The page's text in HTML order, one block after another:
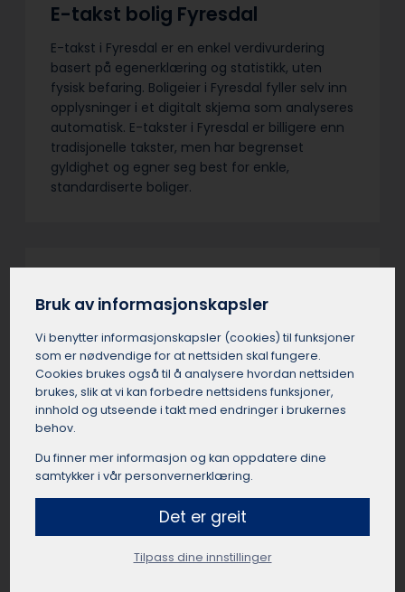
E-takst bolig Fyresdal
E-takst i Fyresdal er en enkel verdivurdering
basert på egenerklæring og statistikk, uten
fysisk befaring. Boligeier i Fyresdal fyller selv inn
opplysninger i et digitalt skjema som analyseres
automatisk. E-takster i Fyresdal er billigere enn
tradisjonelle takster, men har begrenset
gyldighet og egner seg best for enkle,
standardiserte boliger.
Fyresdal
En verdivurdering i Fyresdal er takstmannens
estimat av boligens sannsynlige markedspris i
Fyresdal. Takstmannen i Fyresdal gjør en
helhetlig vurdering av beliggenhet, standard,
areal og sammenlignbare salg. Verdivurderinger
inneholde forpliktelser i det små. Automatiske
kalkulatorer og meglere i Fyresdal sine
salgstakster er ikke fullverdige verditakster. Vær
Bruk av informasjonskapsler
Vi benytter informasjons­kapsler (cookies) til funksjoner
som er nødvendige for at nettsiden skal fungere.
Cookies brukes også til å analysere hvordan nettsiden
brukes, slik at vi kan forbedre nettsidens funksjoner,
innhold og utseende i takt med endringer i brukernes
behov.
Du finner mer informasjon og kan oppdatere dine
samtykker i vår personvernerklæring.
Det er greit
Tilpass dine innstillinger